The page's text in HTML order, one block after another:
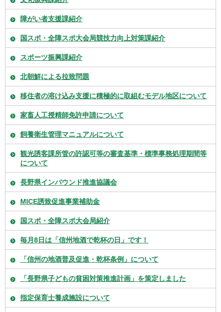
障がい者支援課紹介
国スポ・全障スポ大会局競技力向上対策課紹介
スポーツ振興課紹介
北朝鮮による拉致問題
移住者の溶け込み支援に積極的に取組むモデル地区について
家畜人工授精師免許申請について
飼養衛生管理マニュアルについて
観光誘客課所管の許認可等の審査基準・標準事務処理期間等
について
長野県インバウンド推進協議会
MICE誘致促進事業補助金
国スポ・全障スポ大会局紹介
毎月8日は「信州地酒で乾杯の日」です！
「信州の地酒普及促進・乾杯条例」について
「長野県子どもの貧困対策推進計画」を策定しました
指定保育士養成施設について